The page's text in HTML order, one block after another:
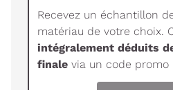
Recevez un échantillon
matériau de votre choix.
intégralement déduits
finale via un code promo